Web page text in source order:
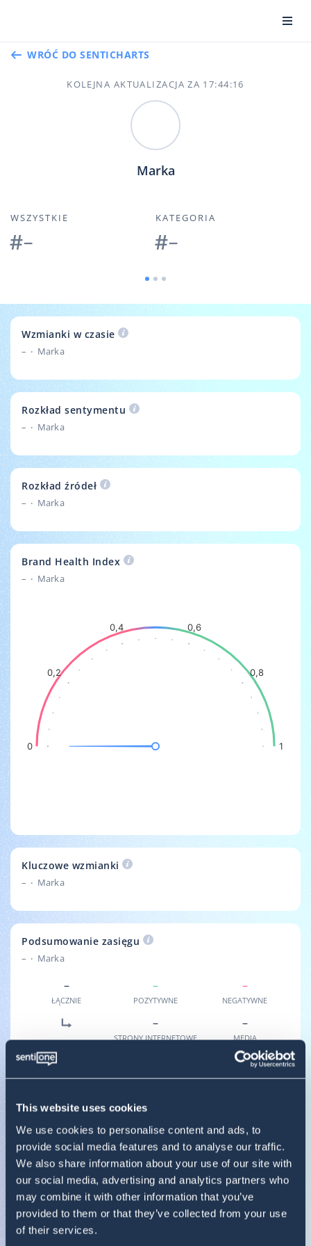
This website uses cookies
We use cookies to personalise content and ads, to
provide social media features and to analyse our traffic.
We also share information about your use of our site with
our social media, advertising and analytics partners who
may combine it with other information that you’ve
provided to them or that they’ve collected from your use
of their services.
WRÓĆ DO SENTICHARTS
KOLEJNA AKTUALIZACJA ZA 17:44:16
Marka
SOCIAL INDEX
0
WZMIANKI
0
Wzmianki w czasie
– Marka
Rozkład sentymentu
– Marka
Rozkład źródeł
– Marka
Brand Health Index
– Marka
0
0,2
0,4 0,6
0,8
1
Kluczowe wzmianki
– Marka
Podsumowanie zasięgu
– Marka
–
ŁĄCZNIE
–
POZYTYWNE
–
NEGATYWNE
–
STRONY INTERNETOWE
–
MEDIA
SPOŁECZNOŚCIOWE
BLOGS FORUMS
–
INSTAGRAM
–
FACEBOOK
–
VIDEO
–
REVIEWS
–
TWITTER
–
TIKTOK
Podsumowanie wyników